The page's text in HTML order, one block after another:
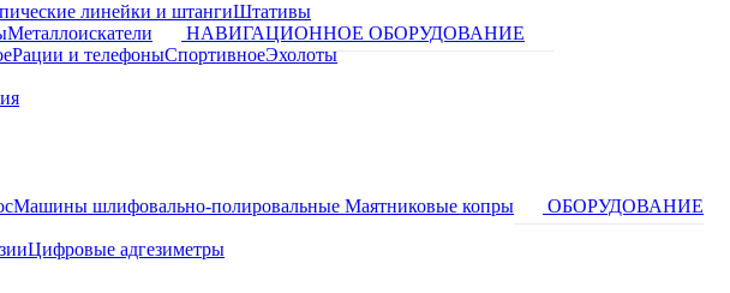
линейки и штангиШтативы
Металлоискатели
НАВИГАЦИОННОЕ ОБОРУДОВАНИЕ
Рации и телефоныСпортивноеЭхолоты
Машины шлифовально-полировальные Маятниковые копры
ОБОРУДОВАНИЕ
Цифровые адгезиметры